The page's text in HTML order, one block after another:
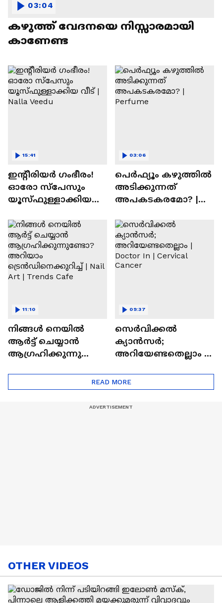
കഴുത്ത് വേദനയെ നിസ്സാരമായി
കാണേണ്ട
03:04
ഇന്റീരിയർ ഗംഭീരം!
ഓരോ സ്‌പേസും
യൂസ്ഫുള്ളാക്കിയ
15:41
പെർഫ്യൂം കഴുത്തിൽ
അടിക്കുന്നത്
അപകടകരമോ? |
03:06
നിങ്ങൾ നെയിൽ
ആർട്ട് ചെയ്യാൻ
ആഗ്രഹിക്കുന്നുണ്ടോ
ട്രെൻഡിനെക്കുറിച്ച് |
Nail Art | Trends Cafe
11:10
സെർവിക്കൽ
ക്യാൻസർ;
അറിയേണ്ടതെല്ലാം |
Cancer
09:37
READ MORE
OTHER VIDEOS